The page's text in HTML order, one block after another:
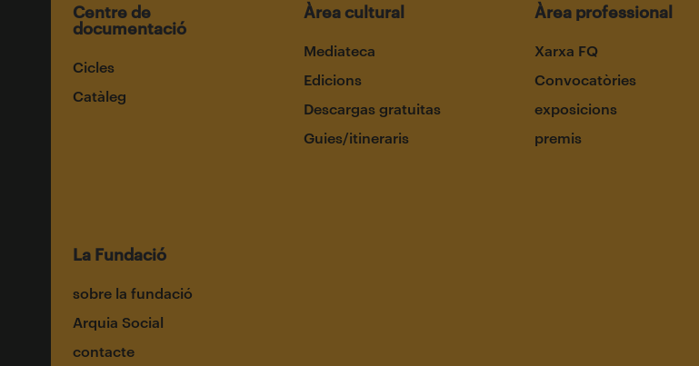
Centre de
documentació
Cicles
Catàleg
Àrea cultural
Mediateca
Edicions
Descargas gratuitas
Guies/itineraris
Àrea professional
Xarxa FQ
Convocatòries
exposicions
premis
La Fundació
sobre la fundació
Arquia Social
contacte